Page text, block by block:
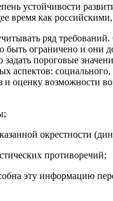
устойчивости
время как
ряд
быть ограничено и они
пороговые
аспектов:
и оценку возможности
окрестности
противоречий;
эту информацию